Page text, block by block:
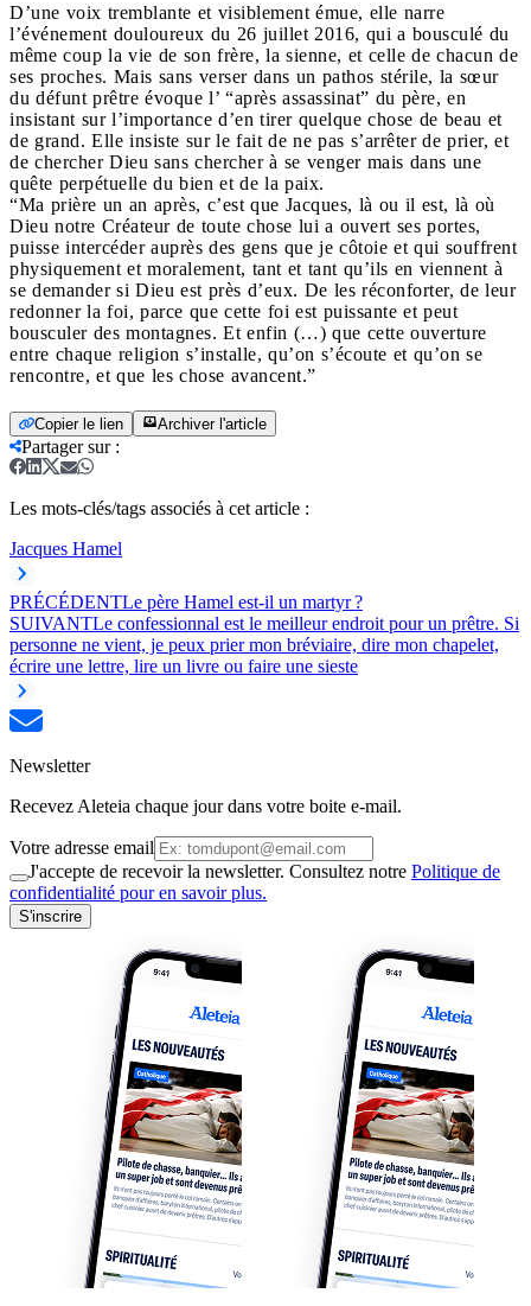
D’une voix tremblante et visiblement émue, elle narre
l’événement douloureux du 26 juillet 2016, qui a bousculé du
même coup la vie de son frère, la sienne, et celle de chacun de
ses proches. Mais sans verser dans un pathos stérile, la sœur
du défunt prêtre évoque l’ “après assassinat” du père, en
insistant sur l’importance d’en tirer quelque chose de beau et
de grand. Elle insiste sur le fait de ne pas s’arrêter de prier, et
de chercher Dieu sans chercher à se venger mais dans une
quête perpétuelle du bien et de la paix.
“Ma prière un an après, c’est que Jacques, là ou il est, là où
Dieu notre Créateur de toute chose lui a ouvert ses portes,
puisse intercéder auprès des gens que je côtoie et qui souffrent
physiquement et moralement, tant et tant qu’ils en viennent à
se demander si Dieu est près d’eux. De les réconforter, de leur
redonner la foi, parce que cette foi est puissante et peut
bousculer des montagnes. Et enfin (…) que cette ouverture
entre chaque religion s’installe, qu’on s’écoute et qu’on se
rencontre, et que les chose avancent.”
Copier le lien Archiver l'article
Partager sur:
Les mots-clés/tags associés à cet article :
Jacques Hamel
PRÉCÉDENTLe père Hamel est-il un martyr ?
SUIVANTLe confessionnal est le meilleur endroit pour un prêtre. Si
personne ne vient, je peux prier mon bréviaire, dire mon chapelet,
écrire une lettre, lire un livre ou faire une sieste
Newsletter
Recevez Aleteia chaque jour dans votre boite e-mail.
Votre adresse email
J'accepte de recevoir la newsletter. Consultez notre Politique de
confidentialité pour en savoir plus.
S'inscrire